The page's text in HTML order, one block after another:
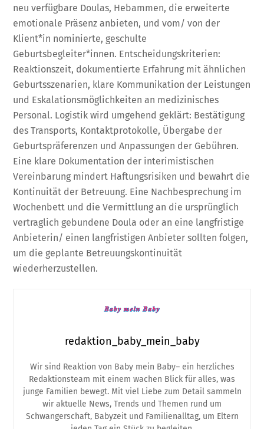
neu verfügbare Doulas, Hebammen, die erweiterte
emotionale Präsenz anbieten, und vom/ von der
Klient*in nominierte, geschulte
Geburtsbegleiter*innen. Entscheidungskriterien:
Reaktionszeit, dokumentierte Erfahrung mit ähnlichen
Geburtsszenarien, klare Kommunikation der Leistungen
und Eskalationsmöglichkeiten an medizinisches
Personal. Logistik wird umgehend geklärt: Bestätigung
des Transports, Kontaktprotokolle, Übergabe der
Geburtspräferenzen und Anpassungen der Gebühren.
Eine klare Dokumentation der interimistischen
Vereinbarung mindert Haftungsrisiken und bewahrt die
Kontinuität der Betreuung. Eine Nachbesprechung im
Wochenbett und die Vermittlung an die ursprünglich
vertraglich gebundene Doula oder an eine langfristige
Anbieterin/ einen langfristigen Anbieter sollten folgen,
um die geplante Betreuungskontinuität
wiederherzustellen.
redaktion_baby_mein_baby
Wir sind Reaktion von Baby mein Baby– ein herzliches
Redaktionsteam mit einem wachen Blick für alles, was
junge Familien bewegt. Mit viel Liebe zum Detail sammeln
wir aktuelle News, Trends und Themen rund um
Schwangerschaft, Babyzeit und Familienalltag, um Eltern